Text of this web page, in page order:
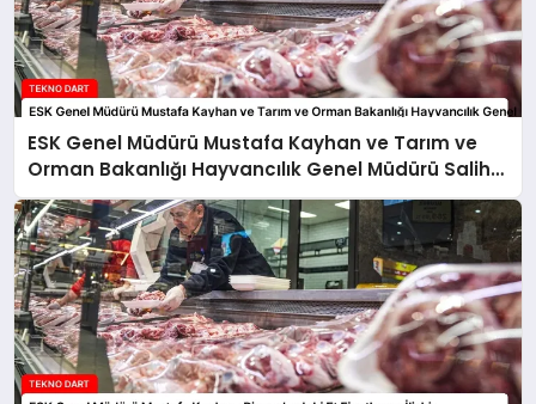
ESK Genel Müdürü Mustafa Kayhan ve Tarım ve
Orman Bakanlığı Hayvancılık Genel Müdürü Salih
Çelik’ten Kırmızı Et Piyasasına İlişkin Açıklamalar